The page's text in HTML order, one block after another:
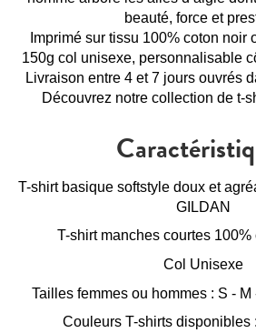
beauté, force et
Imprimé sur tissu 100% coton noir
150g col unisexe, personnalisable
Livraison entre 4 et 7 jours ouvrés
Découvrez notre collection de t-
T-shirt basique softstyle doux et
GILDAN
T-shirt manches courtes 100%
Col Unisexe
Tailles femmes ou hommes : S - M
Couleurs T-shirts disponibles